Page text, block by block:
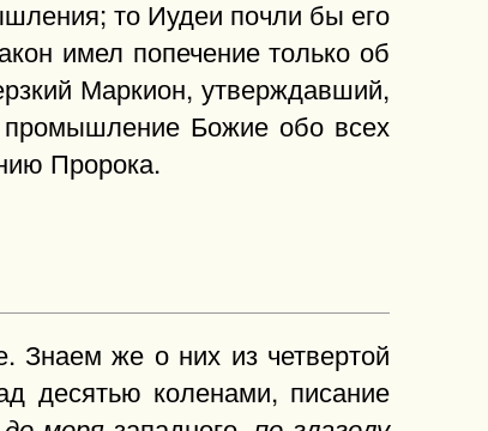
то Иудеи почли бы его
имел попечение только об
Маркион, утверждавший,
промышление Божие обо всех
Пророка.
Знаем же о них из четвертой
десятью коленами, писание